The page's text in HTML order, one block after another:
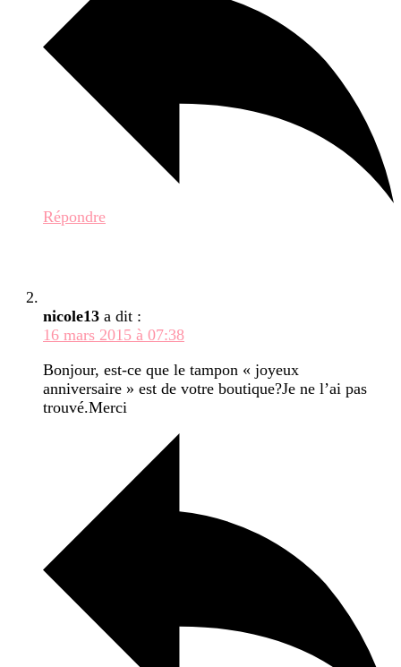
Répondre
nicole13 a dit :
16 mars 2015 à 07:38
Bonjour, est-ce que le tampon « joyeux
anniversaire » est de votre boutique?Je ne l’ai pas
trouvé.Merci